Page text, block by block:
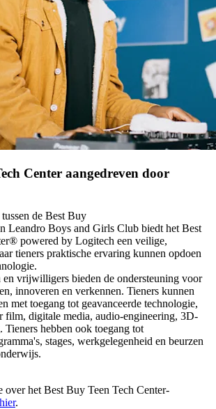
Center aangedreven door
de Best Buy
Leandro Boys and Girls Club biedt het Best
powered by Logitech een veilige,
tieners praktische ervaring kunnen opdoen
en vrijwilligers bieden de ondersteuning voor
innoveren en verkennen. Tieners kunnen
met toegang tot geavanceerde technologie,
film, digitale media, audio-engineering, 3D-
Tieners hebben ook toegang tot
stages, werkgelegenheid en beurzen
over het Best Buy Teen Tech Center-
hier.